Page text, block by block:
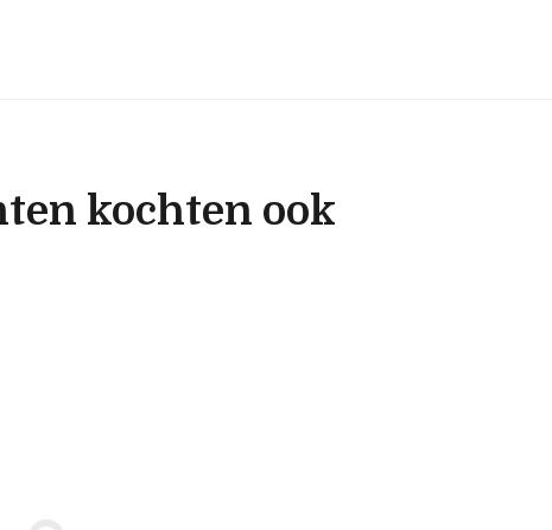
kochten ook